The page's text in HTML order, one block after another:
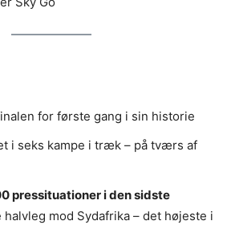
for første gang i sin historie
i seks kampe i træk – på tværs af
pressituationer i den sidste
halvleg mod Sydafrika – det højeste i